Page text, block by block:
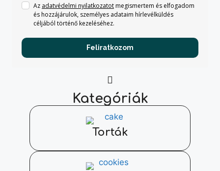
Az adatvédelmi nyilatkozatotmegismertem és elfogadom
és hozzájárulok, személyes adataim hírlevélküldés
céljából történő kezeléséhez.
Feliratkozom
Kategóriák
Torták